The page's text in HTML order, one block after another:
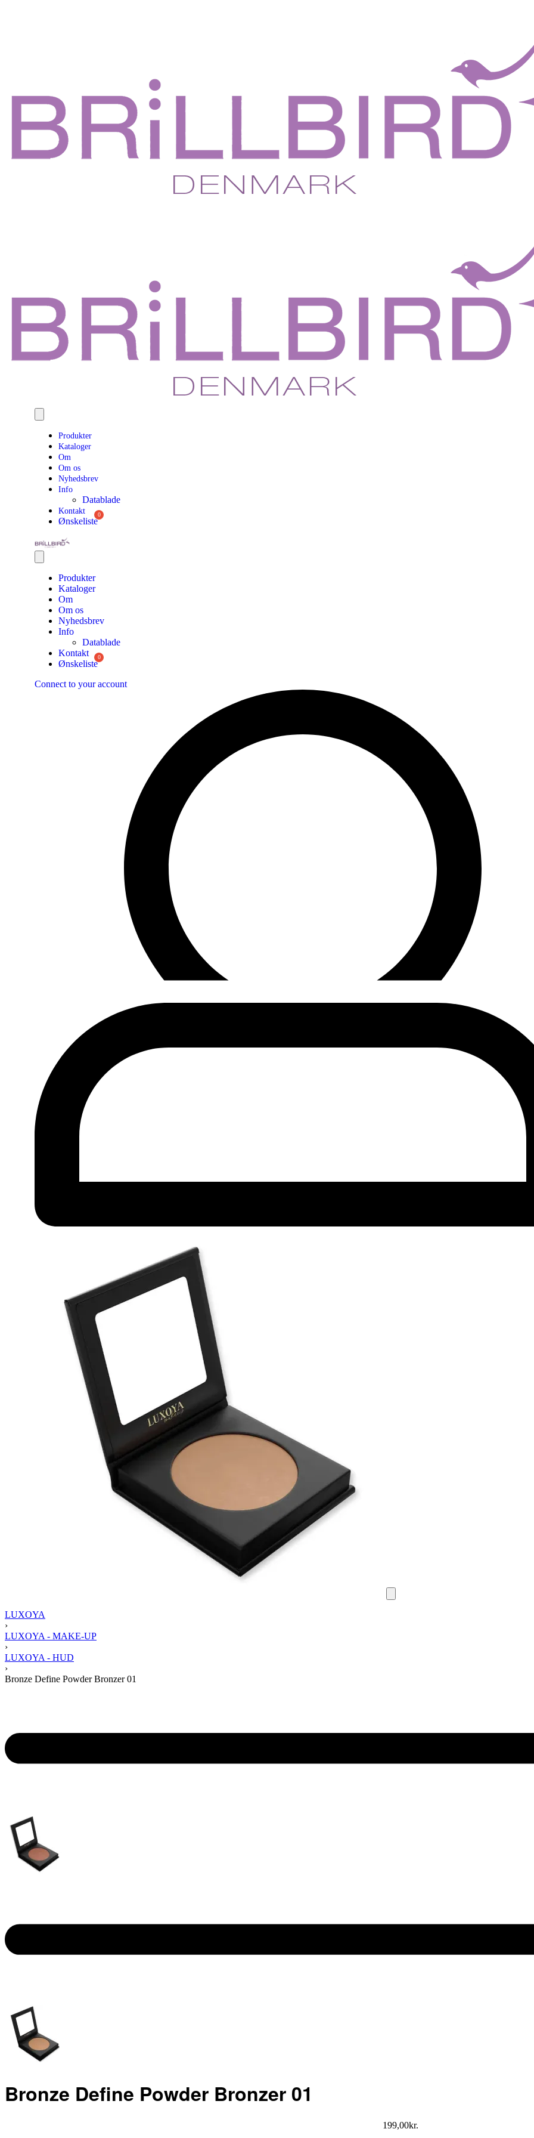
Produkter
Kataloger
Om
Om os
Nyhedsbrev
Info
Datablade
Kontakt
Ønskeliste
Produkter
Kataloger
Om
Om os
Nyhedsbrev
Info
Datablade
Kontakt
Ønskeliste
Connect to your account
LUXOYA
›
LUXOYA - MAKE-UP
›
LUXOYA - HUD
›
Bronze Define Powder Bronzer 01
Bronze Define Powder Bronzer 01
199,00kr.